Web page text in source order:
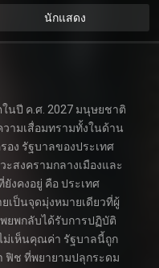
นักแสดง
นปี ค.ศ. 2027 มนุษยชาติ
ามเสื่อมทรามทั้งในด้าน
อง รัฐบาลของประเทศ
สงครามกลางเมืองและ
ยังคงอยู่ คือ ประเทศ
เป็นจุดมุ่งหมายเดียวที่ผู้
ยพกลับได้รับการปฏิบัติ
ม่เห็นคุณค่า รัฐบาลนี้ถูก
ฟิช ที่พยายามปลุกระดม